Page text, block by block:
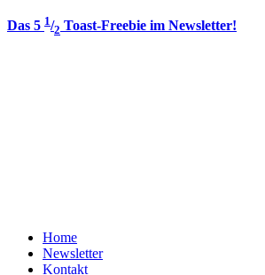
Das 5 1/2 Toast-Freebie im Newsletter!
Home
Newsletter
Kontakt